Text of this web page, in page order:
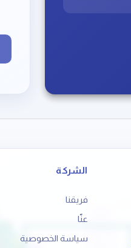
الشركة
فريقنا
عنّا
سياسة الخصوصية